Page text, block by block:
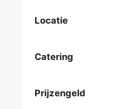
Locatie
Catering
Prijzengeld